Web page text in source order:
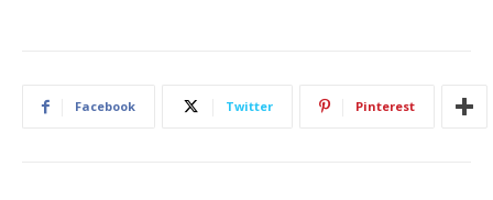
Facebook Twitter Pinterest